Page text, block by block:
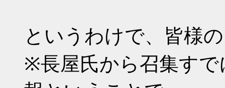
というわけで、皆様
※長屋氏から召集す